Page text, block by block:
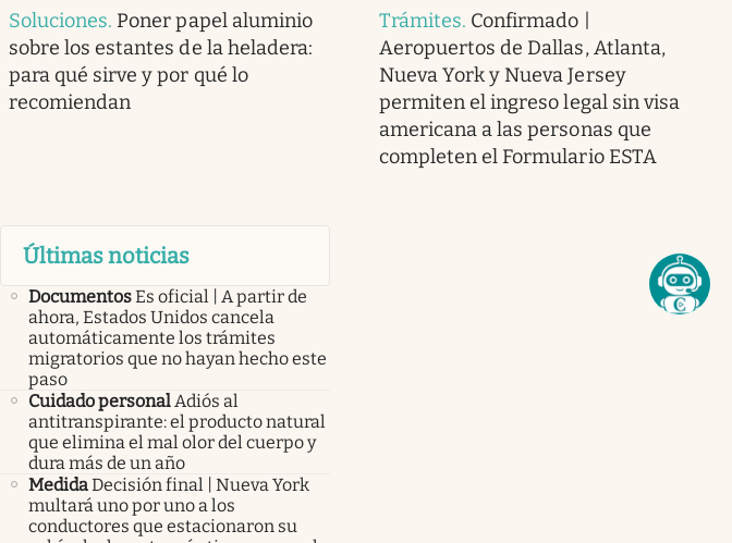
Soluciones. Poner papel aluminio
sobre los estantes de la heladera:
para qué sirve y por qué lo
recomiendan
Trámites. Confirmado |
Aeropuertos de Dallas, Atlanta,
Nueva York y Nueva Jersey
permiten el ingreso legal sin visa
americana a las personas que
completen el Formulario ESTA
Últimas noticias
DocumentosEs oficial | A partir de
ahora, Estados Unidos cancela
automáticamente los trámites
migratorios que no hayan hecho este
paso
Cuidado personal Adiós al
antitranspirante: el producto natural
que elimina el mal olor del cuerpo y
dura más de un año
MedidaDecisión final | Nueva York
multará uno por uno a los
conductores que estacionaron su